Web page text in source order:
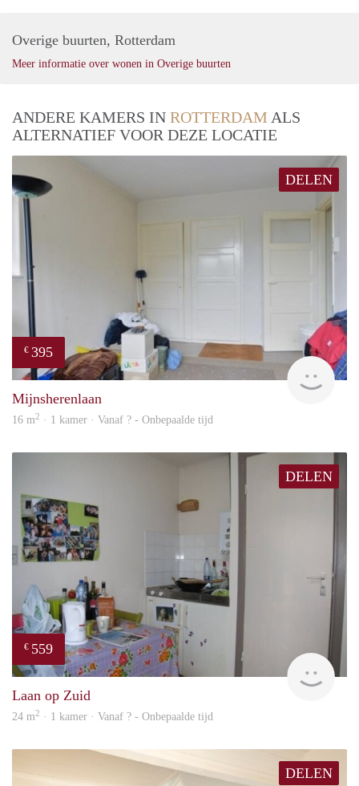
Overige buurten, Rotterdam
Meer informatie over wonen in Overige buurten
ANDERE KAMERS IN ROTTERDAM ALS
ALTERNATIEF VOOR DEZE LOCATIE
DELEN
€ 395
Mijnsherenlaan
16 m2 · 1 kamer · Vanaf ? - Onbepaalde tijd
DELEN
€ 559
Laan op Zuid
24 m2 · 1 kamer · Vanaf ? - Onbepaalde tijd
DELEN